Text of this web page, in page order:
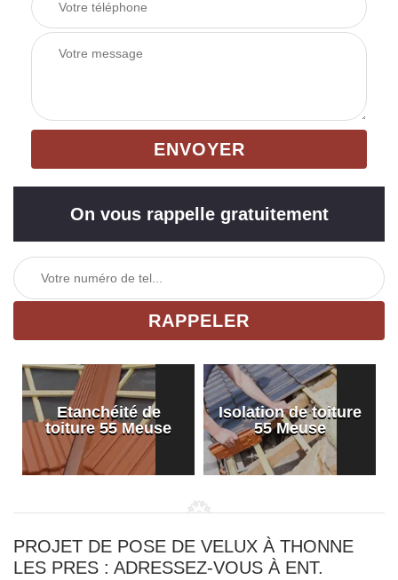
On vous rappelle gratuitement
Etanchéité de
toiture 55 Meuse
Isolation de toiture
55 Meuse
PROJET DE POSE DE VELUX À THONNE
LES PRES : ADRESSEZ-VOUS À ENT.